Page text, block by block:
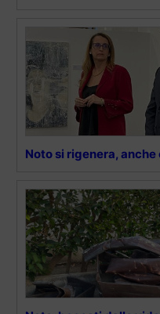
Noto si rigenera,